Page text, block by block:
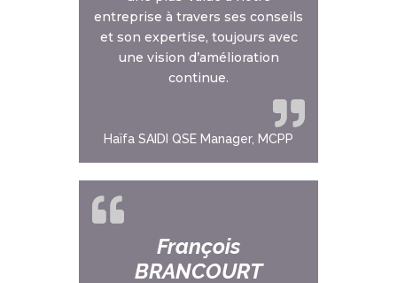
entreprise à travers ses conseils
et son expertise, toujours avec
une vision d’amélioration
continue.
Haïfa SAIDI QSE Manager, MCPP
François
BRANCOURT